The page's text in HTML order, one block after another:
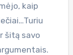
kaip
šitą savo